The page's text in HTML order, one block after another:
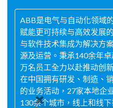
ABB是电气与自动化领域
赋能更可持续与高效发展
与软件技术集成为解决方
源及运营。秉承140余年
万名员工全力以赴推动创
在中国拥有研发、制造、
的业务活动，27家本地企
130余个城市，线上和线